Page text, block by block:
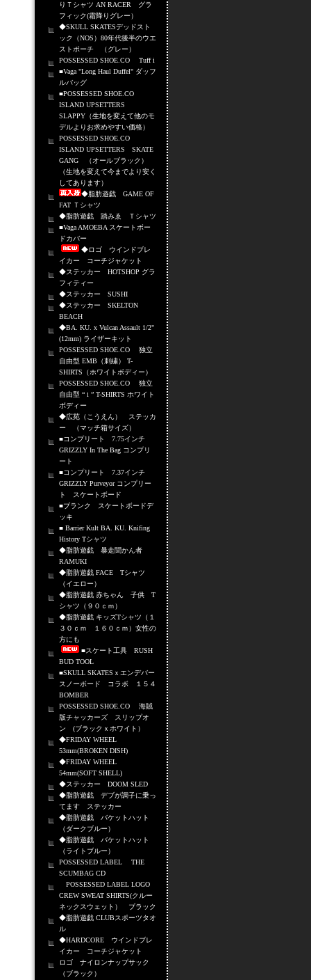
りＴシャツ AN RACER グラ
フィック(霜降りグレー）
◆SKULL SKATESデッドスト
ック（NOS）80年代後半のウエ
ストポーチ （グレー）
POSSESSED SHOE.CO Tuff i
■Vaga "Long Haul Duffel" ダッフ
ルバッグ
■POSSESSED SHOE.CO
ISLAND UPSETTERS
SLAPPY（生地を変えて他のモ
デルよりお求めやすい価格）
POSSESSED SHOE.CO
ISLAND UPSETTERS SKATE
GANG （オールブラック）
（生地を変えて今までより安く
してあります）
◆脂肪遊戯 GAME OF
FAT Ｔシャツ
◆脂肪遊戯 踏みゑ Ｔシャツ
■Vaga AMOEBA スケートボー
ドカバー
◆ロゴ ウインドブレ
イカー コーチジャケット
◆ステッカー HOTSHOP グラ
フィティー
◆ステッカー SUSHI
◆ステッカー SKELTON
BEACH
◆BA. KU. x Vulcan Assault 1/2"
(12mm) ライザーキット
POSSESSED SHOE.CO 独立
自由型 EMB（刺繍） T-
SHIRTS（ホワイトボディー）
POSSESSED SHOE.CO 独立
自由型 “ i ” T-SHIRTS ホワイト
ボディー
◆広苑（こうえん） ステッカ
ー （マッチ箱サイズ）
■コンプリート 7.75インチ
GRIZZLY In The Bag コンプリ
ート
■コンプリート 7.37インチ
GRIZZLY Purveyor コンプリー
ト スケートボード
■ブランク スケートボードデ
ッキ
■ Barrier Kult BA. KU. Knifing
History Tシャツ
◆脂肪遊戯 暴走聞かん者
RAMUKI
◆脂肪遊戯 FACE Tシャツ
（イエロー）
◆脂肪遊戯 赤ちゃん 子供 T
シャツ（９０ｃｍ）
◆脂肪遊戯 キッズTシャツ（１
３０ｃｍ １６０ｃｍ）女性の
方にも
■スケート工具 RUSH
BUD TOOL
■SKULL SKATESｘエンデバー
スノーボード コラボ １５４
BOMBER
POSSESSED SHOE.CO 海賊
版チャッカーズ スリップオ
ン (ブラックｘホワイト）
◆FRIDAY WHEEL
53mm(BROKEN DISH)
◆FRIDAY WHEEL
54mm(SOFT SHELL)
◆ステッカー DOOM SLED
◆脂肪遊戯 デブが調子に乗っ
てます ステッカー
◆脂肪遊戯 バケットハット
（ダークブルー）
◆脂肪遊戯 バケットハット
（ライトブルー）
POSSESSED LABEL THE
SCUMBAG CD
POSSESSED LABEL LOGO
CREW SWEAT SHIRTS(クルー
ネックスウェット） ブラック
◆脂肪遊戯 CLUBスポーツタオ
ル
◆HARDCORE ウインドブレ
イカー コーチジャケット
ロゴ ナイロンナップサック
（ブラック）